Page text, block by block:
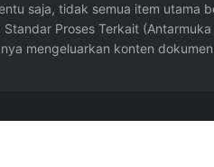
saja, tidak semua item utama
Proses Terkait
mengeluarkan konten